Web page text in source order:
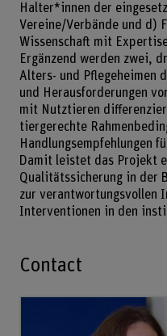
Halter*innen der
Vereine/Verbände und d)
Wissenschaft mit
Ergänzend werden zwei,
Alters- und Pflegeheimen
und Herausforderungen
mit Nutztieren
tiergerechte
Handlungsempfehlungen
Damit leistet das Projekt
Qualitätssicherung in der
zur verantwortungsvollen
Interventionen in den
Contact